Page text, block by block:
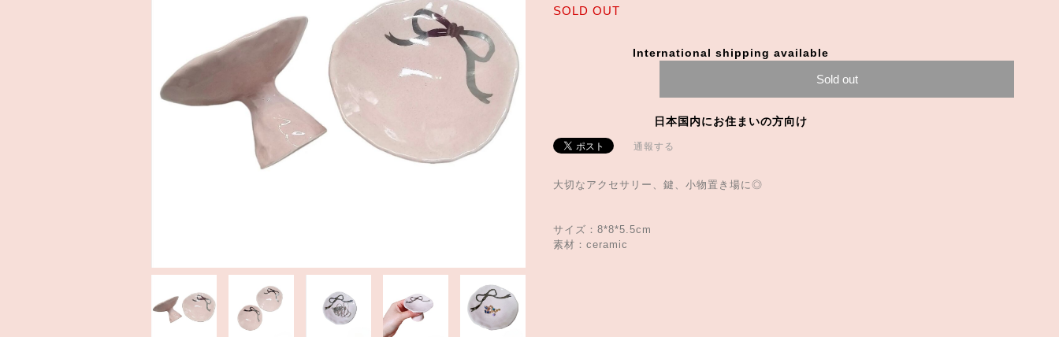
SOLD OUT
International shipping available
Sold out
日本国内にお住まいの方向け
通報する
大切なアクセサリー、鍵、小物置き場に◎
サイズ：8*8*5.5cm
素材：ceramic